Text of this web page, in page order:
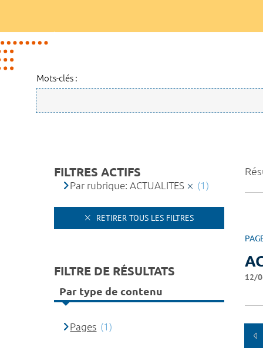
Mots-clés :
12/
FILTRES ACTIFS
Par rubrique: ACTUALITES (1)
RETIRER TOUS LES FILTRES
FILTRE DE RÉSULTATS
Par type de contenu
Pages (1)